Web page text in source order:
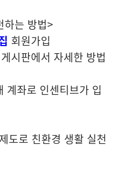
하는 방법>
회원가입
시판에서 자세한 방법
계좌로 인센티브가 입
도로 친환경 생활 실천